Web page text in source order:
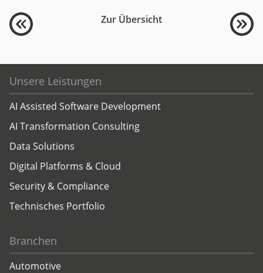
Zur Übersicht
Unsere Leistungen
AI Assisted Software Development
AI Transformation Consulting
Data Solutions
Digital Platforms & Cloud
Security & Compliance
Technisches Portfolio
Branchen
Automotive